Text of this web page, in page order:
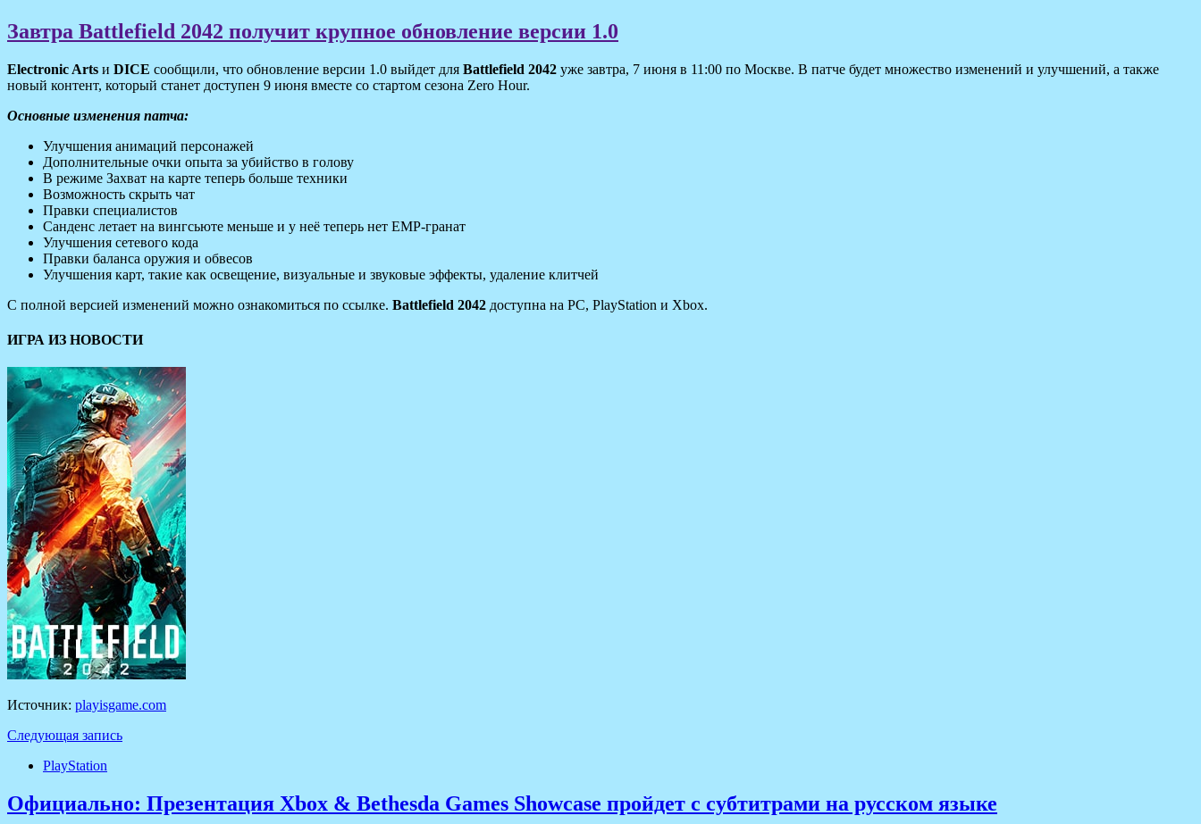
Завтра Battlefield 2042 получит крупное обновление версии 1.0
Electronic Arts и DICE сообщили, что обновление версии 1.0 выйдет для Battlefield 2042 уже завтра, 7 июня в 11:00 по Москве. В патче будет множество изменений и улучшений, а также
новый контент, который станет доступен 9 июня вместе со стартом сезона Zero Hour.
Основные изменения патча:
Улучшения анимаций персонажей
Дополнительные очки опыта за убийство в голову
В режиме Захват на карте теперь больше техники
Возможность скрыть чат
Правки специалистов
Санденс летает на вингсьюте меньше и у неё теперь нет ЕМР-гранат
Улучшения сетевого кода
Правки баланса оружия и обвесов
Улучшения карт, такие как освещение, визуальные и звуковые эффекты, удаление клитчей
С полной версией изменений можно ознакомиться по ссылке. Battlefield 2042 доступна на PC, PlayStation и Xbox.
ИГРА ИЗ НОВОСТИ
Источник: playisgame.com
Следующая запись
PlayStation
Официально: Презентация Xbox & Bethesda Games Showcase пройдет с субтитрами на русском языке